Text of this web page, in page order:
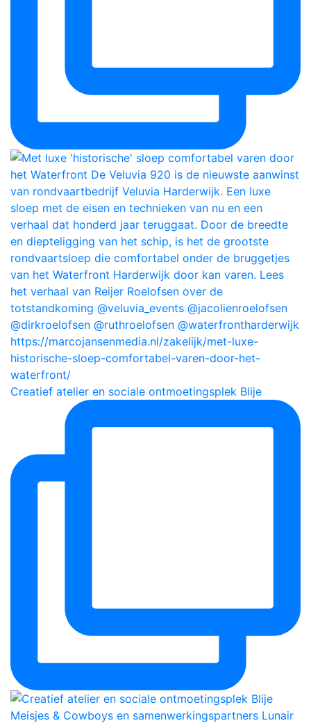
Creatief atelier en sociale ontmoetingsplek Blije